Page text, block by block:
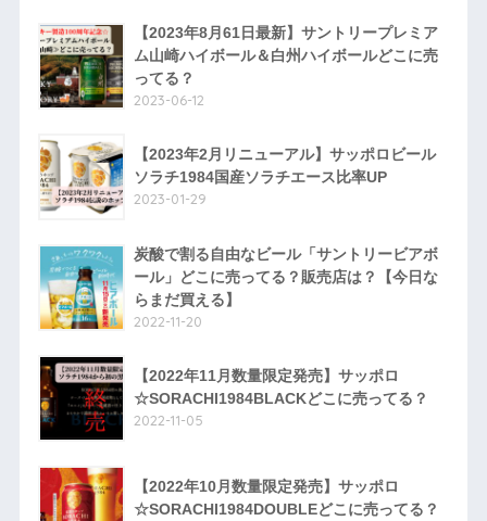
【2023年8月61日最新】サントリープレミア
ム山崎ハイボール＆白州ハイボールどこに売
ってる？
2023-06-12
【2023年2月リニューアル】サッポロビール
ソラチ1984国産ソラチエース比率UP
2023-01-29
炭酸で割る自由なビール「サントリービアボ
ール」どこに売ってる？販売店は？【今日な
らまだ買える】
2022-11-20
【2022年11月数量限定発売】サッポロ
☆SORACHI1984BLACKどこに売ってる？
2022-11-05
【2022年10月数量限定発売】サッポロ
☆SORACHI1984DOUBLEどこに売ってる？